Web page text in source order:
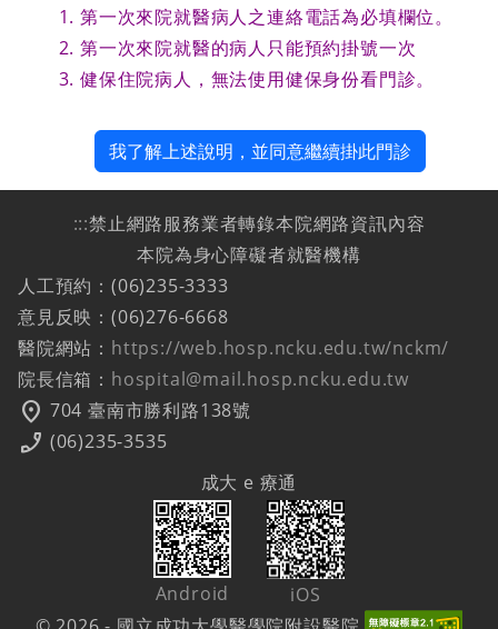
第一次來院就醫病人之連絡電話為必填欄位。
第一次來院就醫的病人只能預約掛號一次
健保住院病人，無法使用健保身份看門診。
我了解上述說明，並同意繼續掛此門診
:::禁止網路服務業者轉錄本院網路資訊內容
本院為身心障礙者就醫機構
人工預約：(06)235-3333
意見反映：(06)276-6668
醫院網站： https://web.hosp.ncku.edu.tw/nckm/
院長信箱： hospital@mail.hosp.ncku.edu.tw
location_on 704 臺南市勝利路138號
phone_enabled (06)235-3535
成大 e 療通
Android
iOS